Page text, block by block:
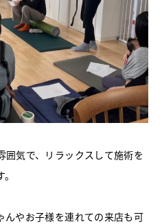
囲気で、リラックスして施術を
んやお子様を連れての来店も可